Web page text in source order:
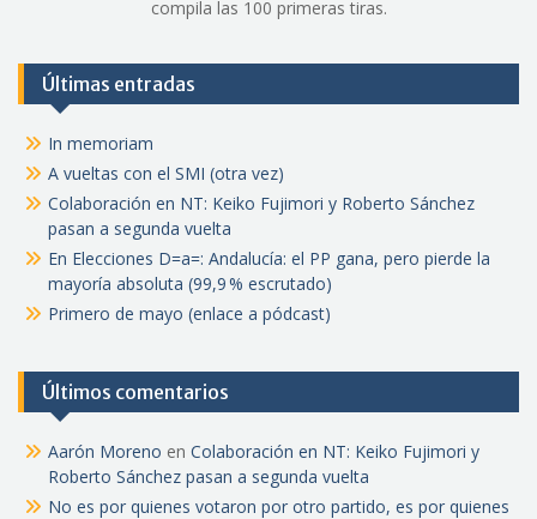
compila las 100 primeras tiras.
Últimas entradas
In memoriam
A vueltas con el SMI (otra vez)
Colaboración en NT: Keiko Fujimori y Roberto Sánchez
pasan a segunda vuelta
En Elecciones D=a=: Andalucía: el PP gana, pero pierde la
mayoría absoluta (99,9 % escrutado)
Primero de mayo (enlace a pódcast)
Últimos comentarios
Aarón Moreno en Colaboración en NT: Keiko Fujimori y
Roberto Sánchez pasan a segunda vuelta
No es por quienes votaron por otro partido, es por quienes